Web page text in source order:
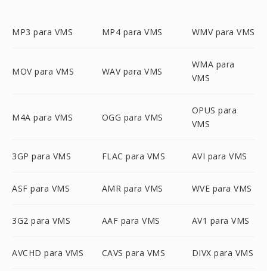
MP3 para VMS MP4 para VMS WMV para VMS
MOV para VMS WAV para VMS
WMA para
VMS
M4A para VMS OGG para VMS
OPUS para
VMS
3GP para VMS FLAC para VMS AVI para VMS
ASF para VMS AMR para VMS WVE para VMS
3G2 para VMS AAF para VMS AV1 para VMS
AVCHD para VMS CAVS para VMS DIVX para VMS